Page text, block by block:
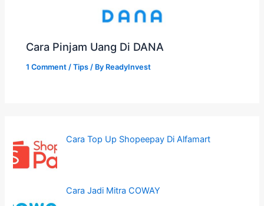
Cara Pinjam Uang Di DANA
1 Comment /Tips / By ReadyInvest
Cara Top Up Shopeepay Di Alfamart
Cara Jadi Mitra COWAY